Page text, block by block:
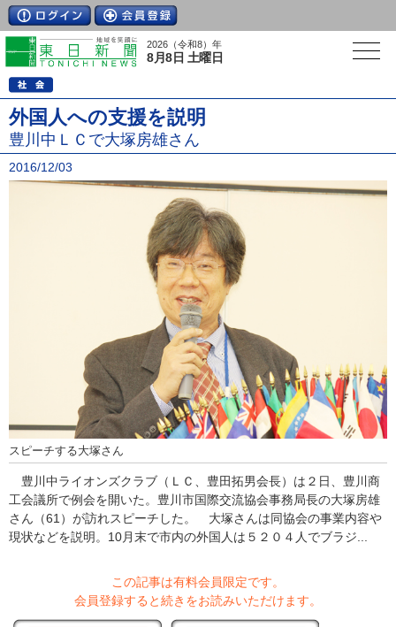
2026（令和8）年
8月8日 土曜日
外国人への支援を説明
豊川中ＬＣで大塚房雄さん
2016/12/03
スピーチする大塚さん
豊川中ライオンズクラブ（ＬＣ、豊田拓男会長）は２日、豊川商
工会議所で例会を開いた。豊川市国際交流協会事務局長の大塚房雄
さん（61）が訪れスピーチした。 大塚さんは同協会の事業内容や
現状などを説明。10月末で市内の外国人は５２０４人でブラジ...
この記事は有料会員限定です。
会員登録すると続きをお読みいただけます。